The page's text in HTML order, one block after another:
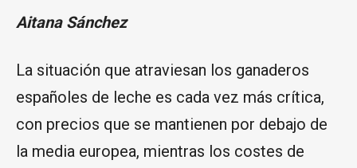
Aitana Sánchez
La situación que atraviesan los ganaderos
españoles de leche es cada vez más crítica,
con precios que se mantienen por debajo de
la media europea, mientras los costes de